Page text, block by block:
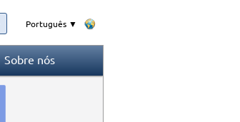
Português ▼
Sobre nós